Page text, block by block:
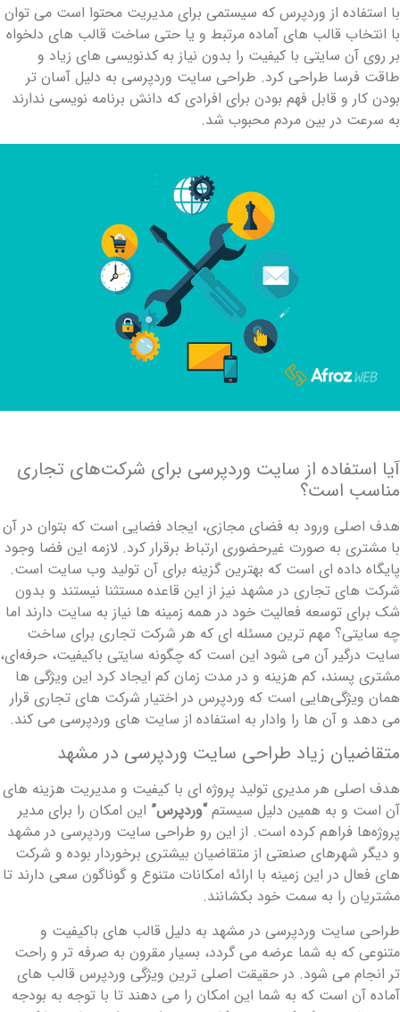
با استفاده از وردپرس که سیستمی برای مدیریت محتوا است می ‌توان
با انتخاب قالب‌ های آماده مرتبط و یا حتی ساخت قالب ‌های دلخواه
بر روی آن سایتی با کیفیت را بدون نیاز به کدنویسی‌ های زیاد و
طاقت ‌فرسا طراحی کرد. طراحی سایت وردپرسی به‌ دلیل آسان‌ تر
بودن کار و قابل ‌فهم بودن برای افرادی که دانش برنامه ‌نویسی ندارند
به ‌سرعت در بین مردم محبوب شد.
آیا استفاده از سایت وردپرسی برای شرکت‌های تجاری
مناسب است؟
هدف اصلی ورود به فضای مجازی، ایجاد فضایی است که بتوان در آن
با مشتری به صورت غیرحضوری ارتباط برقرار کرد. لازمه‌ این فضا وجود
پایگاه داده ‌ای است که بهترین گزینه برای آن تولید وب‌ سایت است.
شرکت‌ های تجاری در مشهد نیز از این قاعده مستثنا نیستند و بدون
شک برای توسعه فعالیت خود در همه‌ زمینه ‌ها نیاز به سایت دارند اما
چه سایتی؟ مهم ‌ترین مسئله ‌ای که هر شرکت تجاری برای ساخت
سایت درگیر آن می‌ شود این است که چگونه سایتی باکیفیت، حرفه‌ای،
مشتری پسند، کم هزینه و در مدت زمان کم ایجاد کرد این ویژگی ‌ها
همان ویژگی‌هایی است که وردپرس در اختیار شرکت‌ های تجاری قرار
می ‌دهد و آن ‌ها را وادار به استفاده از سایت‌ های وردپرسی می‌ کند.
متقاضیان زیاد طراحی سایت وردپرسی در مشهد
هدف اصلی هر مدیری تولید پروژه‌ ای با کیفیت و مدیریت هزینه ‌های
آن است و به همین دلیل سیستم“وردپرس” این امکان را برای مدیر
پروژه‌ها فراهم کرده ‌است. از این رو طراحی سایت وردپرسی در مشهد
و دیگر شهرهای صنعتی از متقاضیان بیشتری برخوردار بوده و شرکت‌
های فعال در این زمینه با ارائه‌ امکانات متنوع و گوناگون سعی دارند تا
مشتریان را به سمت خود بکشانند.
طراحی سایت وردپرسی در مشهد به دلیل قالب‌ های باکیفیت و
متنوعی که به شما عرضه می ‌گردد، بسیار مقرون ‌به‌ صرفه تر و راحت
تر انجام می‌ شود. در حقیقت اصلی ‌ترین ویژگی وردپرس قالب ‌های
آماده‌ آن است که به شما این امکان را می ‌دهند تا با توجه به بودجه